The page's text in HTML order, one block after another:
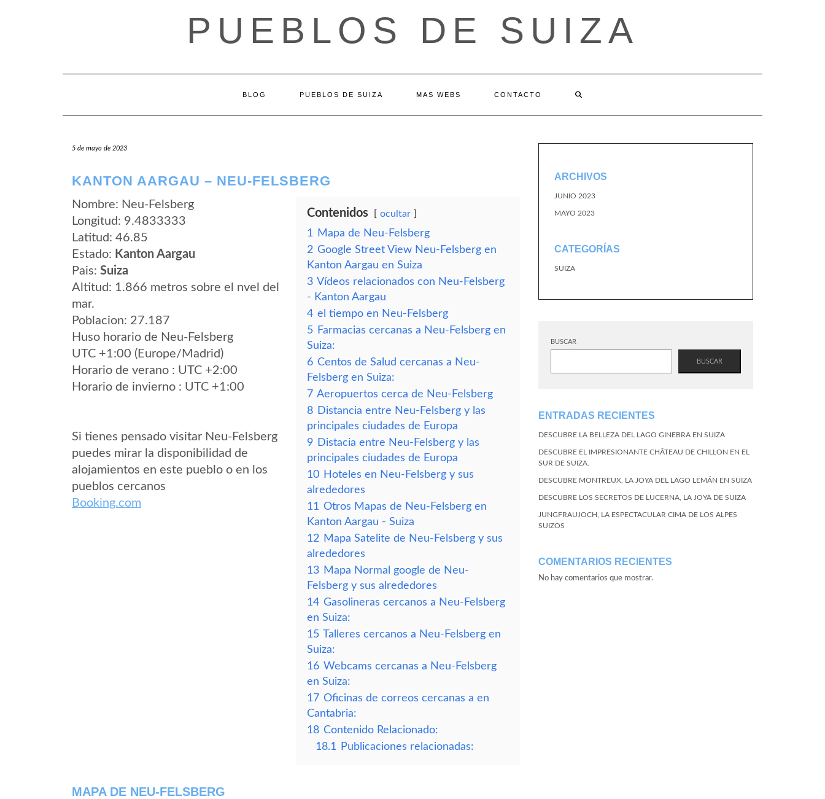
PUEBLOS DE SUIZA
BLOG PUEBLOS DE SUIZA MAS WEBS CONTACTO
5 de mayo de 2023
KANTON AARGAU – NEU-FELSBERG
Nombre: Neu-Felsberg
Longitud: 9.4833333
Latitud: 46.85
Estado: Kanton Aargau
Pais: Suiza
Altitud: 1.866 metros sobre el nvel del
mar.
Poblacion: 27.187
Huso horario de Neu-Felsberg
UTC +1:00 (Europe/Madrid)
Horario de verano : UTC +2:00
Horario de invierno : UTC +1:00
Si tienes pensado visitar Neu-Felsberg
puedes mirar la disponibilidad de
alojamientos en este pueblo o en los
pueblos cercanos
Booking.com
Contenidos ocultar
1
Mapa de Neu-Felsberg
2 Google Street View Neu-Felsberg en
Kanton Aargau en Suiza
3 Vídeos relacionados con Neu-Felsberg
- Kanton Aargau
4 el tiempo en Neu-Felsberg
5 Farmacias cercanas a Neu-Felsberg en
Suiza:
6 Centos de Salud cercanas a Neu-
Felsberg en Suiza:
7 Aeropuertos cerca de Neu-Felsberg
8 Distancia entre Neu-Felsberg y las
principales ciudades de Europa
9 Distacia entre Neu-Felsberg y las
principales ciudades de Europa
10 Hoteles en Neu-Felsberg y sus
alrededores
11 Otros Mapas de Neu-Felsberg en
Kanton Aargau - Suiza
12 Mapa Satelite de Neu-Felsberg y sus
alrededores
13 Mapa Normal google de Neu-
Felsberg y sus alrededores
14 Gasolineras cercanos a Neu-Felsberg
en Suiza:
15 Talleres cercanos a Neu-Felsberg en
Suiza:
16 Webcams cercanas a Neu-Felsberg
en Suiza:
17 Oficinas de correos cercanas a en
Cantabria:
18 Contenido Relacionado:
18.1
Publicaciones relacionadas:
MAPA DE NEU-FELSBERG
ARCHIVOS
JUNIO 2023
MAYO 2023
CATEGORÍAS
SUIZA
BUSCAR
BUSCAR
ENTRADAS RECIENTES
DESCUBRE LA BELLEZA DEL LAGO GINEBRA EN SUIZA
DESCUBRE EL IMPRESIONANTE CHÂTEAU DE CHILLON EN EL
SUR DE SUIZA.
DESCUBRE MONTREUX, LA JOYA DEL LAGO LEMÁN EN SUIZA
DESCUBRE LOS SECRETOS DE LUCERNA, LA JOYA DE SUIZA
JUNGFRAUJOCH, LA ESPECTACULAR CIMA DE LOS ALPES
SUIZOS
COMENTARIOS RECIENTES
No hay comentarios que mostrar.